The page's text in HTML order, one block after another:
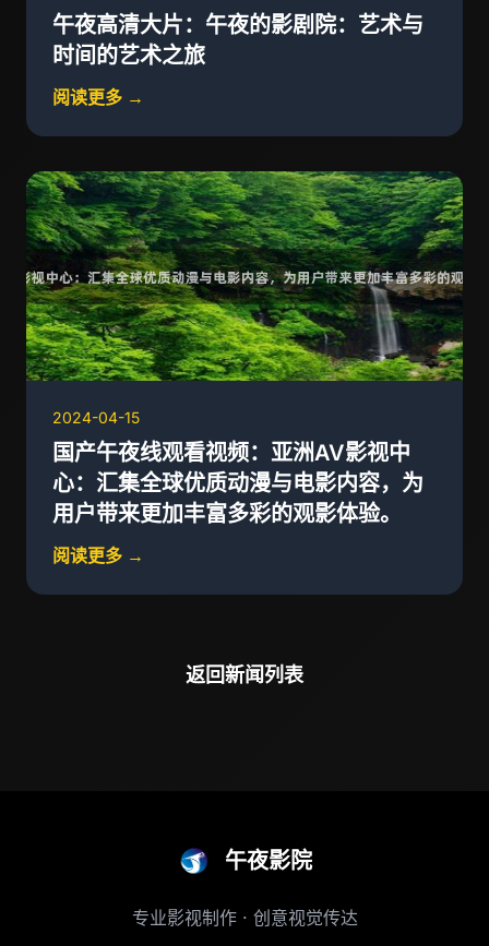
午夜高清大片：午夜的影剧院：艺术与
时间的艺术之旅
阅读更多 →
2024-04-15
国产午夜线观看视频：亚洲AV影视中
心：汇集全球优质动漫与电影内容，为
用户带来更加丰富多彩的观影体验。
阅读更多 →
返回新闻列表
午夜影院
专业影视制作 · 创意视觉传达